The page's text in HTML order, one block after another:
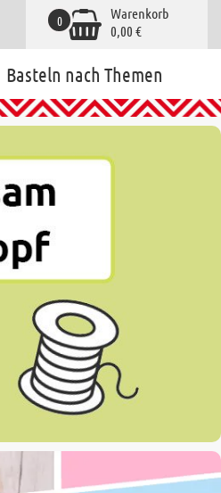
Warenkorb
0,00 €
0
Basteln nach Themen